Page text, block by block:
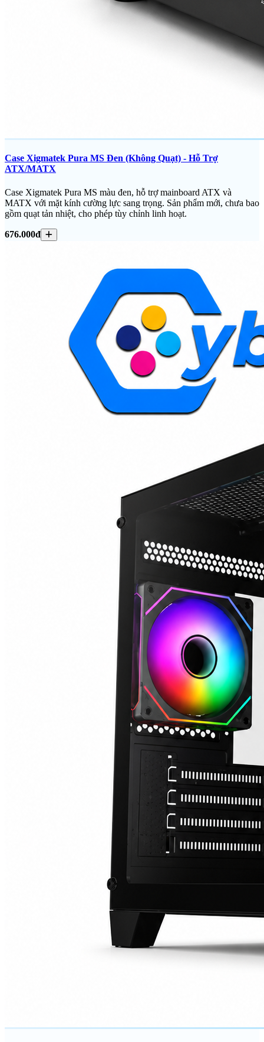
Case Xigmatek Pura MS Đen (Không Quạt) - Hỗ Trợ
ATX/MATX
Case Xigmatek Pura MS màu đen, hỗ trợ mainboard ATX và
MATX với mặt kính cường lực sang trọng. Sản phẩm mới, chưa bao
gồm quạt tản nhiệt, cho phép tùy chỉnh linh hoạt.
676.000đ